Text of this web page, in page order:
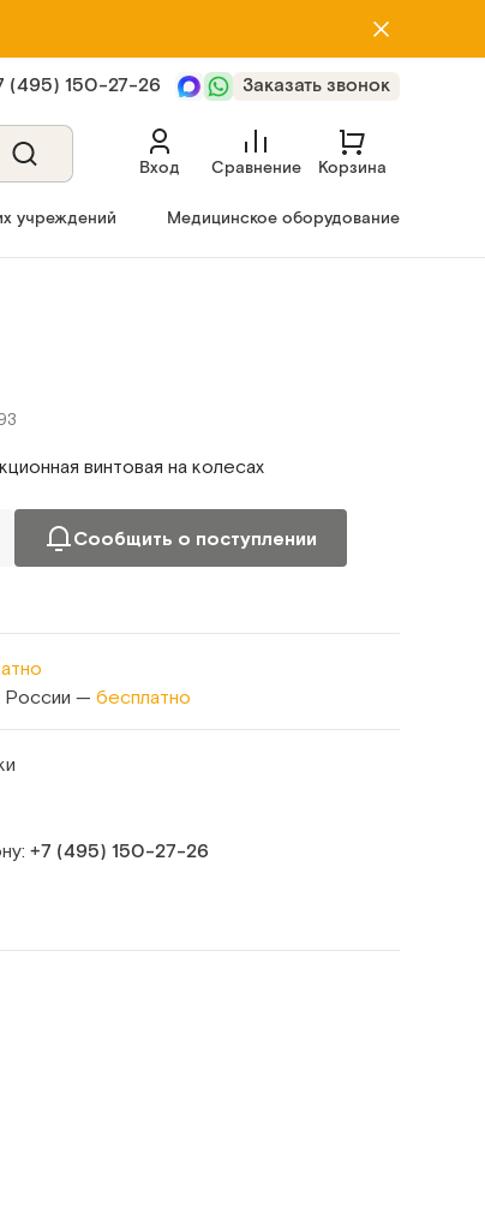
(495) 150‑27‑26 Заказать звонок
Вход Сравнение Корзина
учреждений Медицинское оборудование
винтовая на колесах
Сообщить о поступлении
России — бесплатно
+7 (495) 150‑27‑26